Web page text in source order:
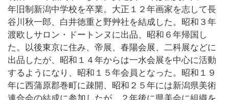
年旧制新潟中学校を卒業。大正１２年画家を志して長
谷川秋一郎、白井徳重と野艸社を結成した。昭和３年
渡欧しサロン・ドートンヌに出品、昭和６年帰国し
た。以後東京に住み、帝展、春陽会展、二科展などに
出品したが、昭和１４年からは一水会展を中心に活動
するようになり、昭和１５年会員となった。昭和１９
年に西蒲原郡巻町に疎開、昭和２５年には新潟県美術